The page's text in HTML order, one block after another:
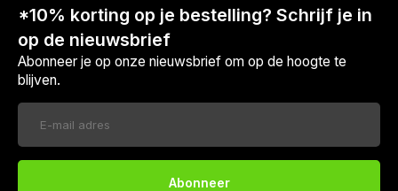
*10% korting op je bestelling? Schrijf je in
op de nieuwsbrief
Abonneer je op onze nieuwsbrief om op de hoogte te
blijven.
Abonneer